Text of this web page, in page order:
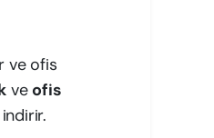
ve ofis
ve ofis